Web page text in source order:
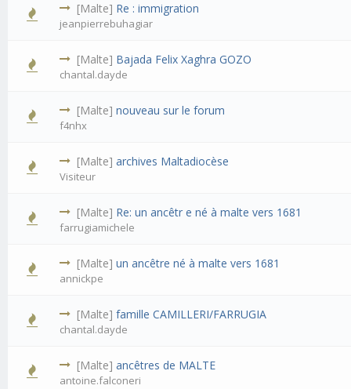
[Malte] Re : immigration
jeanpierrebuhagiar
[Malte] Bajada Felix Xaghra GOZO
chantal.dayde
[Malte]nouveau sur le forum
f4nhx
[Malte]archives Maltadiocèse
Visiteur
[Malte] Re: un ancêtr e né à malte vers 1681
farrugiamichele
[Malte]un ancêtre né à malte vers 1681
annickpe
[Malte]famille CAMILLERI/FARRUGIA
chantal.dayde
[Malte]ancêtres de MALTE
antoine.falconeri